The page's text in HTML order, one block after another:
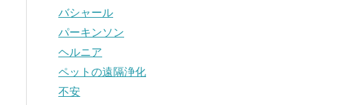
バシャール
パーキンソン
ヘルニア
ペットの遠隔浄化
不安